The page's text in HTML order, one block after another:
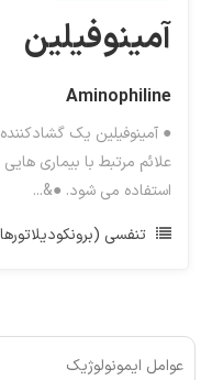
آمینوفیلین
Aminophiline
● آمینوفیلین یک
علائم مرتبط با بیماری
استفاده می شود. ●&...
تنفسی
عوامل ایمونولوژیک